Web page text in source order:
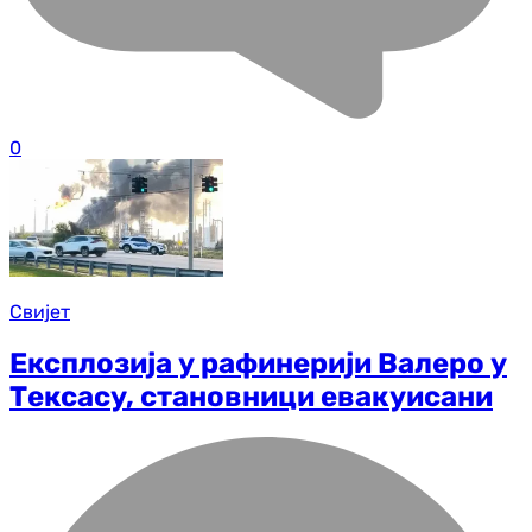
0
Свијет
Експлозија у рафинерији Валеро у
Тексасу, становници евакуисани